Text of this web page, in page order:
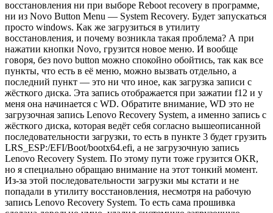
восстановления ни при выборе Reboot recovery в программе,
ни из Novo Button Menu — System Recovery. Будет запускаться
просто windows. Как же загрузиться в утилиту
восстановления, и почему возникла такая проблема? А при
нажатии кнопки Novo, грузится новое меню. И вообще
говоря, без novo button можно спокойно обойтись, так как все
пункты, что есть в её меню, можно вызвать отдельно, а
последний пункт — это ни что иное, как загрузка записи с
жёсткого диска. Эта запись отображается при зажатии f12 и у
меня она начинается с WD. Обратите внимание, WD это не
загрузочная запись Lenovo Recovery System, а именно запись с
жёсткого диска, которая ведёт себя согласно вышеописанной
последовательности загрузки, то есть в пункте 3 будет грузить
LRS_ESP:/EFI/Boot/bootx64.efi, а не загрузочную запись
Lenovo Recovery System. По этому пути тоже грузится OKR,
но я специально обращаю внимание на этот тонкий момент.
Из-за этой последовательности загрузки мы кстати и не
попадали в утилиту восстановления, несмотря на рабочую
запись Lenovo Recovery System. То есть сама прошивка